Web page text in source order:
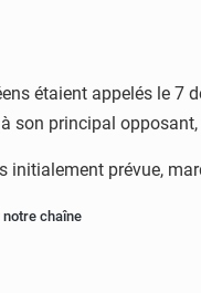
étaient appelés le 7
principal opposant,
prévue,
chaîne